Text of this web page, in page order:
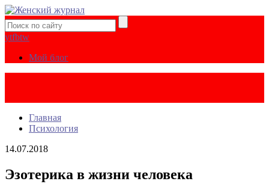
ytfbtw
Мой блог
Главная
Психология
14.07.2018
Эзотерика в жизни человека